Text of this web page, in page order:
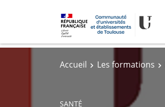
Accueil Les formations
SANTÉ